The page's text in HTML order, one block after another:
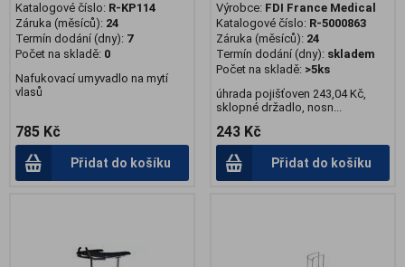
Katalogové číslo: R-KP114
Záruka (měsíců): 24
Termín dodání (dny): 7
Počet na skladě: 0
Nafukovací umyvadlo na mytí
vlasů
785 Kč
Přidat do košíku
Výrobce: FDI France Medical
Katalogové číslo: R-5000863
Záruka (měsíců): 24
Termín dodání (dny): skladem
Počet na skladě: >5ks
úhrada pojišťoven 243,04 Kč,
sklopné držadlo, nosn...
243 Kč
Přidat do košíku